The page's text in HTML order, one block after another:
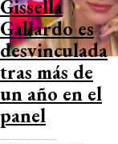
Gissella
Gallardo es
desvinculada
tras más de
un año en el
panel